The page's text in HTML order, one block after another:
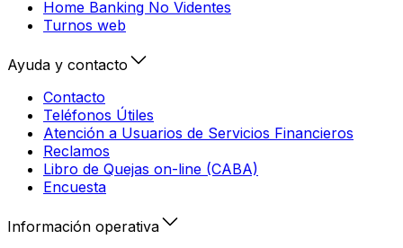
Home Banking No Videntes
Turnos web
Ayuda y contacto
Contacto
Teléfonos Útiles
Atención a Usuarios de Servicios Financieros
Reclamos
Libro de Quejas on-line (CABA)
Encuesta
Información operativa